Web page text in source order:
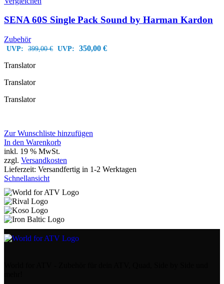
SENA 60S Single Pack Sound by Harman Kardon
Zubehör
UVP: 399,00€ UVP: 350,00 €
Translator
Translator
Translator
Zur Wunschliste hinzufügen
In den Warenkorb
inkl. 19 % MwSt.
zzgl. Versandkosten
Lieferzeit: Versandfertig in 1-2 Werktagen
Schnellansicht